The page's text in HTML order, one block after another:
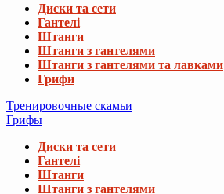
Диски та сети
Гантелі
Штанги
Штанги з гантелями
Штанги з гантелями та лавками
Грифи
Тренировочные скамьи
Грифы
Диски та сети
Гантелі
Штанги
Штанги з гантелями